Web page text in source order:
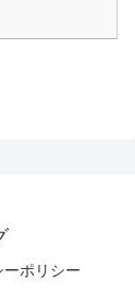
ーポリシー